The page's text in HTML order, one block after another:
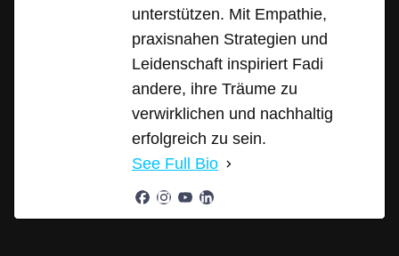
unterstützen. Mit Empathie,
praxisnahen Strategien und
Leidenschaft inspiriert Fadi
andere, ihre Träume zu
verwirklichen und nachhaltig
erfolgreich zu sein.
See Full Bio